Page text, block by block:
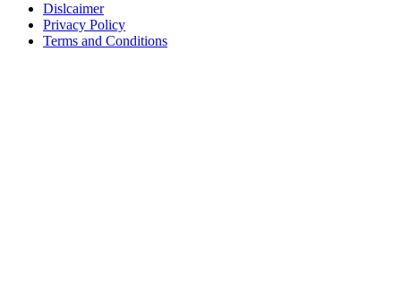
Dislcaimer
Privacy Policy
Terms and Conditions